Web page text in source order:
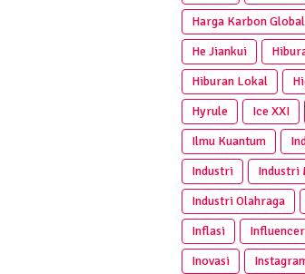
Harga Karbon Global
He Jiankui
Hiburan Lokal
Hyrule
Ice XXI
Ilmu Kuantum
Industri
Industri
Industri Olahraga
Inflasi
Influencer
Inovasi